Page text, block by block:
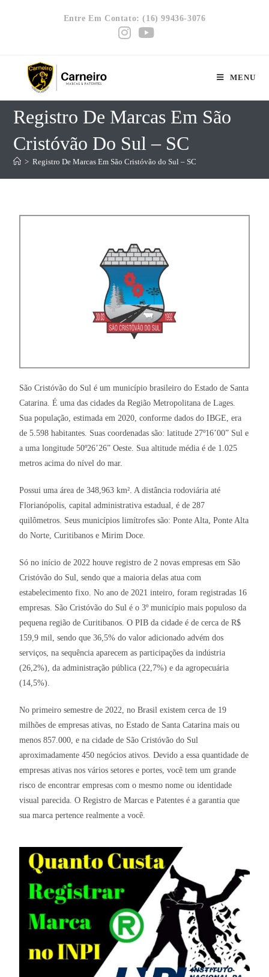
Entre Em Contato: (16) 99436-3076
MENU
Registro De Marcas Em São
Cristóvão Do Sul – SC
> Registro De Marcas Em São Cristóvão do Sul – SC
São Cristóvão do Sul é um município brasileiro do Estado de Santa
Catarina. É uma das cidades da Região Metropolitana de Lages.
Sua população, estimada em 2020, conforme dados do IBGE, era
de 5.598 habitantes. Suas coordenadas são: latitude 27º16’00” Sul e
a uma longitude 50º26’26” Oeste. Sua altitude média é de 1.025
metros acima do nível do mar.
Possui uma área de 348,963 km². A distância rodoviária até
Florianópolis, capital administrativa estadual, é de 287
quilômetros. Seus municípios limítrofes são: Ponte Alta, Ponte Alta
do Norte, Curitibanos e Mirim Doce.
Só no início de 2022 houve registro de 2 novas empresas em São
Cristóvão do Sul, sendo que a maioria delas atua com
estabelecimento fixo. No ano de 2021 inteiro, foram registradas 16
empresas. São Cristóvão do Sul é o 3º município mais populoso da
pequena região de Curitibanos. O PIB da cidade é de cerca de R$
159,9 mil, sendo que 36,5% do valor adicionado advém dos
serviços, na sequência aparecem as participações da indústria
(26,2%), da administração pública (22,7%) e da agropecuária
(14,5%).
No primeiro semestre de 2022, no Brasil existem cerca de 19
milhões de empresas ativas, no Estado de Santa Catarina mais ou
menos 857.000, e na cidade de São Cristóvão do Sul
aproximadamente 450 negócios ativos. Devido a essa quantidade de
empresas ativas nos vários setores e portes, você tem um grande
risco de encontrar empresas com o mesmo nome ou identidade
visual parecida. O Registro de Marcas e Patentes é a garantia que
sua marca pertence realmente a você.